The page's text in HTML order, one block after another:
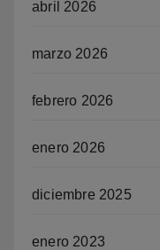
abril 2026
marzo 2026
febrero 2026
enero 2026
diciembre 2025
enero 2023